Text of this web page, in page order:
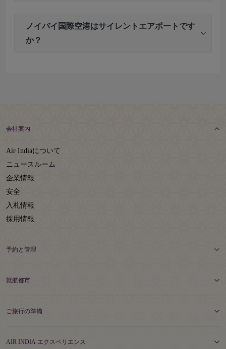
ノイバイ国際空港はサイレントエアポートです
か？
会社案内
Air Indiaについて
ニュースルーム
企業情報
安全
入札情報
採用情報
予約と管理
就航都市
ご旅行の準備
AIR INDIA エクスペリエンス